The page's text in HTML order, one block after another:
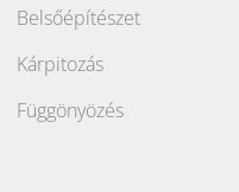
Belsőépítészet
Kárpitozás
Függönyözés